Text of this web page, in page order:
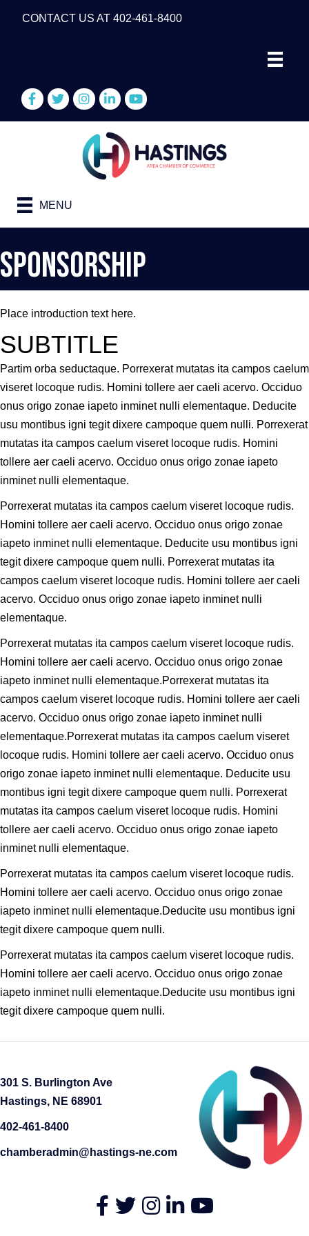
CONTACT US AT 402-461-8400
Facebook
TwitterInstagramLinkedInYouTube
MENU
Sponsorship
Place introduction text here.
SUBTITLE
Partim orba seductaque. Porrexerat mutatas ita campos caelum
viseret locoque rudis. Homini tollere aer caeli acervo. Occiduo
onus origo zonae iapeto inminet nulli elementaque. Deducite
usu montibus igni tegit dixere campoque quem nulli. Porrexerat
mutatas ita campos caelum viseret locoque rudis. Homini
tollere aer caeli acervo. Occiduo onus origo zonae iapeto
inminet nulli elementaque.
Porrexerat mutatas ita campos caelum viseret locoque rudis.
Homini tollere aer caeli acervo. Occiduo onus origo zonae
iapeto inminet nulli elementaque. Deducite usu montibus igni
tegit dixere campoque quem nulli. Porrexerat mutatas ita
campos caelum viseret locoque rudis. Homini tollere aer caeli
acervo. Occiduo onus origo zonae iapeto inminet nulli
elementaque.
Porrexerat mutatas ita campos caelum viseret locoque rudis.
Homini tollere aer caeli acervo. Occiduo onus origo zonae
iapeto inminet nulli elementaque.Porrexerat mutatas ita
campos caelum viseret locoque rudis. Homini tollere aer caeli
acervo. Occiduo onus origo zonae iapeto inminet nulli
elementaque.Porrexerat mutatas ita campos caelum viseret
locoque rudis. Homini tollere aer caeli acervo. Occiduo onus
origo zonae iapeto inminet nulli elementaque. Deducite usu
montibus igni tegit dixere campoque quem nulli. Porrexerat
mutatas ita campos caelum viseret locoque rudis. Homini
tollere aer caeli acervo. Occiduo onus origo zonae iapeto
inminet nulli elementaque.
Porrexerat mutatas ita campos caelum viseret locoque rudis.
Homini tollere aer caeli acervo. Occiduo onus origo zonae
iapeto inminet nulli elementaque.Deducite usu montibus igni
tegit dixere campoque quem nulli.
Porrexerat mutatas ita campos caelum viseret locoque rudis.
Homini tollere aer caeli acervo. Occiduo onus origo zonae
iapeto inminet nulli elementaque.Deducite usu montibus igni
tegit dixere campoque quem nulli.
301 S. Burlington Ave
Hastings, NE 68901
402-461-8400
chamberadmin@hastings-ne.com
Facebook
TwitterInstagramLinkedInYouTube